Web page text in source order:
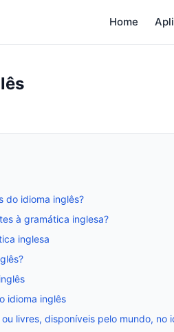
Home
do idioma inglês?
à gramática inglesa?
inglesa
idioma inglês
livres, disponíveis pelo mundo, no